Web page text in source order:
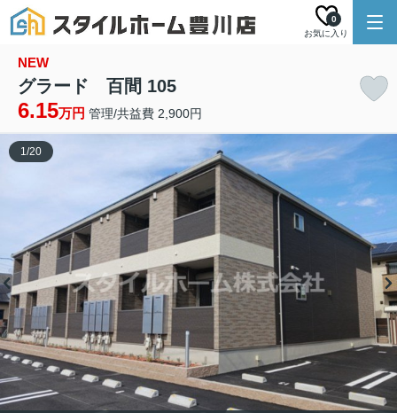
お気に入り
0
NEW
グラード 百間 105
6.15万円 管理/共益費 2,900円
1/20